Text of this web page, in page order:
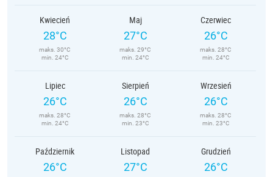
Kwiecień
28°C
maks. 30°C
min. 24°C
Maj
27°C
maks. 29°C
min. 24°C
Czerwiec
26°C
maks. 28°C
min. 24°C
Lipiec
26°C
maks. 28°C
min. 24°C
Sierpień
26°C
maks. 28°C
min. 23°C
Wrzesień
26°C
maks. 28°C
min. 23°C
Październik
26°C
Listopad
27°C
Grudzień
26°C